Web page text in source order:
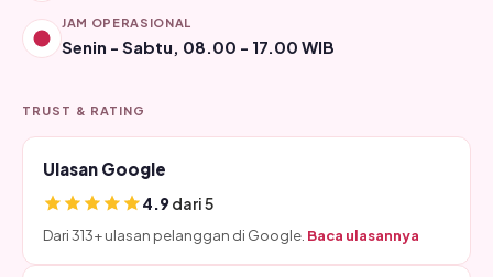
JAM OPERASIONAL
Senin - Sabtu, 08.00 - 17.00 WIB
TRUST & RATING
Ulasan Google
4.9dari 5
Dari 313+ ulasan pelanggan di Google. Baca ulasannya